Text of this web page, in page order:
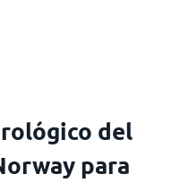
del
para